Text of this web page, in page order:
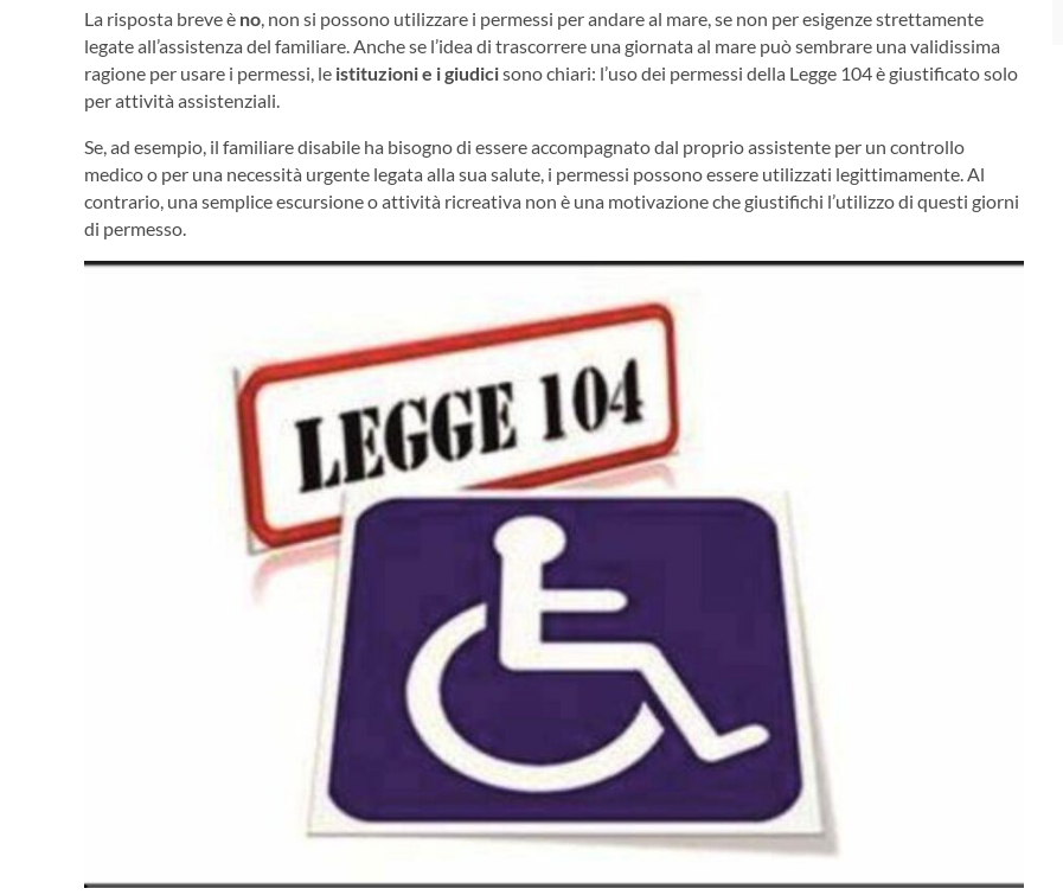
La risposta breve è no, non si possono utilizzare i permessi per andare al mare, se non per esigenze strettamente
legate all’assistenza del familiare. Anche se l’idea di trascorrere una giornata al mare può sembrare una validissima
ragione per usare i permessi, le istituzioni e i giudicisono chiari: l’uso dei permessi della Legge 104 è giustificato solo
per attività assistenziali.
Se, ad esempio, il familiare disabile ha bisogno di essere accompagnato dal proprio assistente per un controllo
medico o per una necessità urgente legata alla sua salute, i permessi possono essere utilizzati legittimamente. Al
contrario, una semplice escursione o attività ricreativa non è una motivazione che giustifichi l’utilizzo di questi giorni
di permesso.